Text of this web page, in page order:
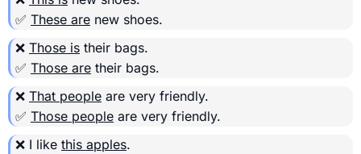
✅ These are new shoes.
❌ Those is their bags.
✅ Those are their bags.
❌ That people are very friendly.
✅ Those people are very friendly.
❌ I like this apples.